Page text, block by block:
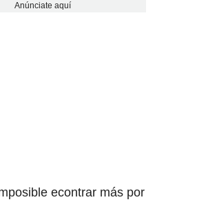
Anúnciate aquí
econtrar más por